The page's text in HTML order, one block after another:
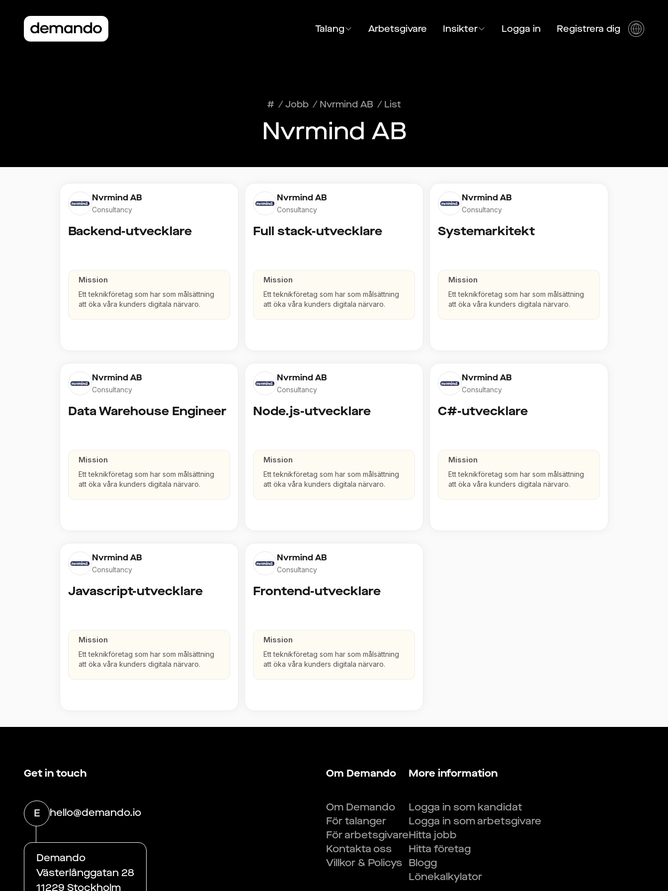
Talang Arbetsgivare Insikter Logga in Registrera dig
# /Jobb / Nvrmind AB / List
Nvrmind AB
Nvrmind AB
Consultancy
Backend-utvecklare
Mission
Ett teknikföretag som har som målsättning
att öka våra kunders digitala närvaro.
Nvrmind AB
Consultancy
Full stack-utvecklare
Mission
Ett teknikföretag som har som målsättning
att öka våra kunders digitala närvaro.
Nvrmind AB
Consultancy
Systemarkitekt
Mission
Ett teknikföretag som har som målsättning
att öka våra kunders digitala närvaro.
Nvrmind AB
Consultancy
Data Warehouse Engineer
Mission
Ett teknikföretag som har som målsättning
att öka våra kunders digitala närvaro.
Nvrmind AB
Consultancy
Node.js-utvecklare
Mission
Ett teknikföretag som har som målsättning
att öka våra kunders digitala närvaro.
Nvrmind AB
Consultancy
C#-utvecklare
Mission
Ett teknikföretag som har som målsättning
att öka våra kunders digitala närvaro.
Nvrmind AB
Consultancy
Javascript-utvecklare
Mission
Ett teknikföretag som har som målsättning
att öka våra kunders digitala närvaro.
Nvrmind AB
Consultancy
Frontend-utvecklare
Mission
Ett teknikföretag som har som målsättning
att öka våra kunders digitala närvaro.
Get in touch
E hello@demando.io
Demando
Västerlånggatan 28
11229 Stockholm
Om Demando
Om Demando
För talanger
För arbetsgivare
Kontakta oss
Villkor & Policys
More information
Logga in som kandidat
Logga in som arbetsgivare
Hitta jobb
Hitta företag
Blogg
Lönekalkylator